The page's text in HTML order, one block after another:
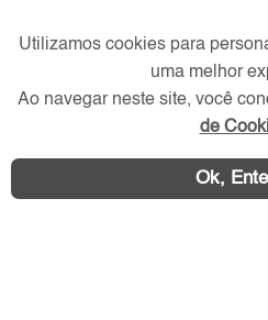
Redes
Utilizamos cookies para
uma melhor
Ao navegar neste site, você
de
Ok,